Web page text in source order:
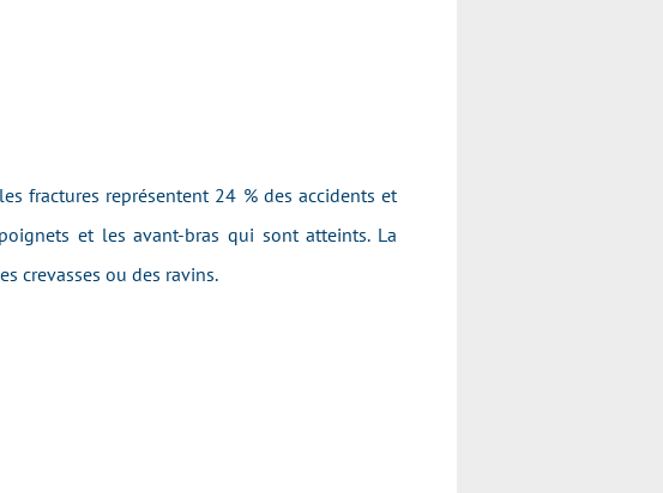
fractures représentent 24 % des accidents et
et les avant-bras qui sont atteints. La
crevasses ou des ravins.